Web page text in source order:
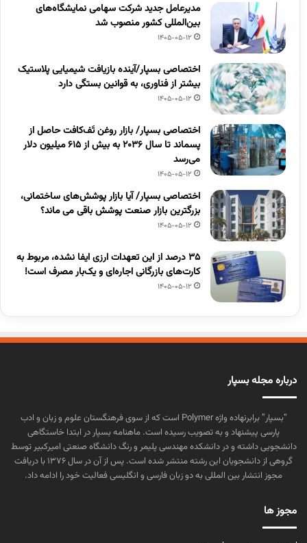
مدیرعامل جدید شرکت سهامی نمایشگاه‌های
بین‌المللی کشور منصوب شد
1405-05-12
اختصاصی بسپار/آینده بازیافت شیمیایی پلاستیک
بیشتر از فناوری، به قوانین بستگی دارد
1405-05-12
اختصاصی بسپار/ بازار روغن تَف‌کافت حاصل از
پسماند تا سال ۲۰۳۶ به بیش از ۶۱۵ میلیون دلار
می‌رسد
1405-05-12
اختصاصی بسپار/ آیا بازار پوشش‌های ساختمانی،
بزرگترین بازار صنعت پوشش باقی می ماند؟
1405-05-12
۳۵ درصد از این تعهدات ارزی ایفا نشده، مربوط به
کارت‌های بازرگانی اجاره‌ای و یک‌بار مصرف است!
1405-05-12
درباره مجله بسپار
“بسپار” برابرنهاده واژه Polymer است که از سوی فرهنگستان علوم و زبان و ادب
پارسی پیشنهاد و به تصویب رسیده است. ماهنامه بسپار در ابتدا خاستگاهی
دانشجویی داشته و در دانشکده مهندسی پلیمر و رنگ دانشگاه صنعتی امیرکبیر توسط
گروهی از دانشجویان این رشته منتشر شده است. پس از آن در سال ۱۳۷۶ با دریافت
مجوز انتشار بین المللی به دو زبان فارسی و انگلیسی فعالیت خود را ادامه داد.
مجوز ها